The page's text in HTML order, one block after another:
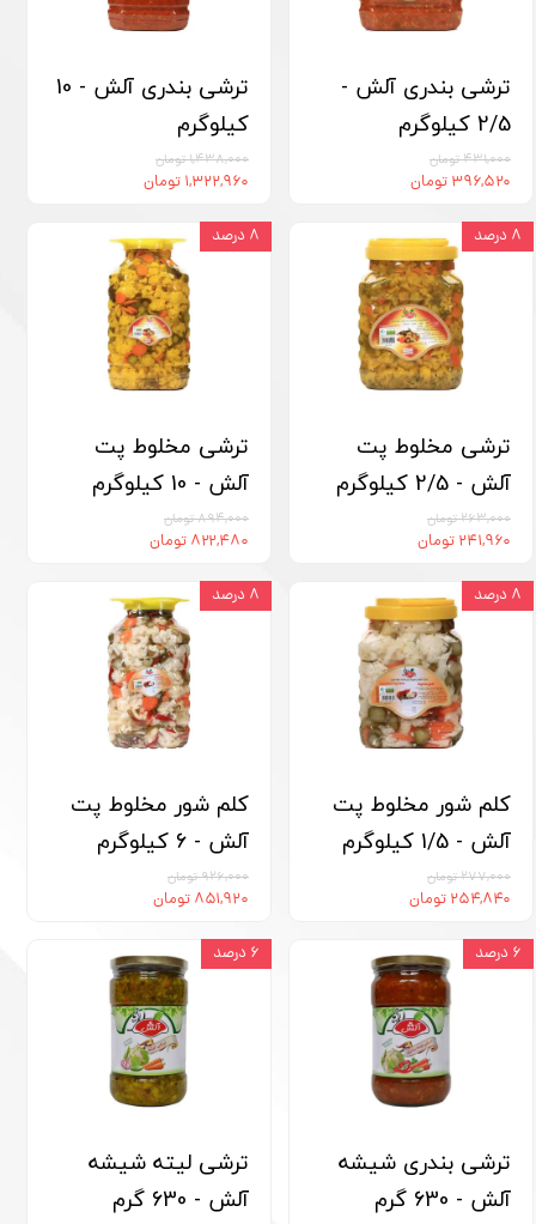
ترشی بندری آلش -
2/5 کیلوگرم
۴۳۱,۰۰۰ تومان
۳۹۶,۵۲۰ تومان
ترشی بندری آلش - 10
کیلوگرم
۱,۴۳۸,۰۰۰ تومان
۱,۳۲۲,۹۶۰ تومان
ترشی مخلوط پت
آلش - 2/5 کیلوگرم
۲۶۳,۰۰۰ تومان
۲۴۱,۹۶۰ تومان
۸ درصد
ترشی مخلوط پت
آلش - 10 کیلوگرم
۸۹۴,۰۰۰ تومان
۸۲۲,۴۸۰ تومان
۸ درصد
کلم شور مخلوط پت
آلش - 1/5 کیلوگرم
۲۷۷,۰۰۰ تومان
۲۵۴,۸۴۰ تومان
۸ درصد
کلم شور مخلوط پت
آلش - 6 کیلوگرم
۹۲۶,۰۰۰ تومان
۸۵۱,۹۲۰ تومان
۸ درصد
ترشی بندری شیشه
آلش - 630 گرم
۶ درصد
ترشی لیته شیشه
آلش - 630 گرم
۶ درصد